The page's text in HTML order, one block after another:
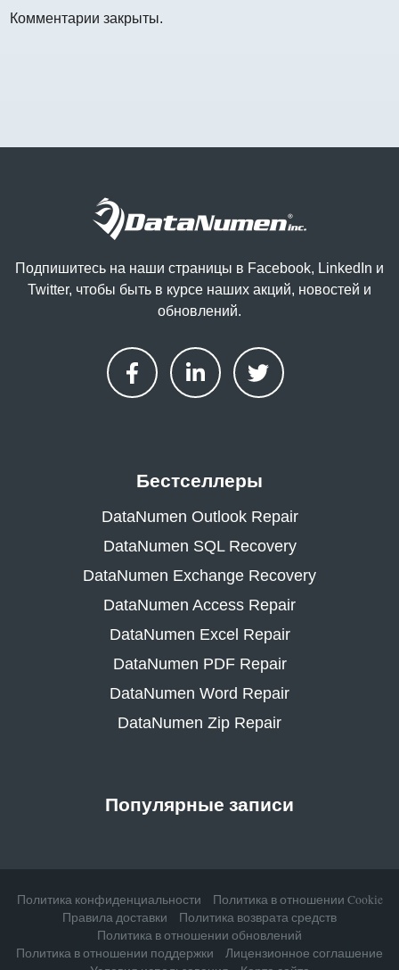
Комментарии закрыты.
Подпишитесь на наши страницы в Facebook, LinkedIn и
Twitter, чтобы быть в курсе наших акций, новостей и
обновлений.
Бестселлеры
DataNumen Outlook Repair
DataNumen SQL Recovery
DataNumen Exchange Recovery
DataNumen Access Repair
DataNumen Excel Repair
DataNumen PDF Repair
DataNumen Word Repair
DataNumen Zip Repair
Популярные записи
Политика конфиденциальности
Политика в отношении Cookie
Правила доставки
Политика возврата средств
Политика в отношении обновлений
Политика в отношении поддержки
Лицензионное соглашение